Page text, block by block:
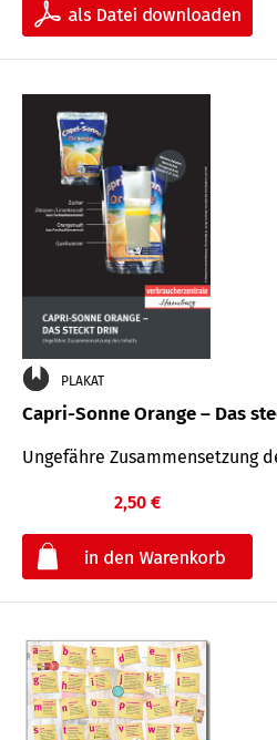
PLAKAT
Capri-Sonne Orange – Das
Ungefähre Zu­sammen­setzung
2,50 €